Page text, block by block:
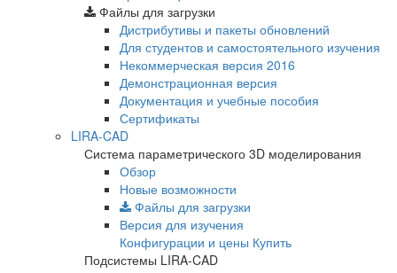
Файлы для загрузки
Дистрибутивы и пакеты обновлений
Для студентов и самостоятельного изучения
Некоммерческая версия 2016
Демонстрационная версия
Документация и учебные пособия
Сертификаты
LIRA-CAD
Система параметрического 3D моделирования
Обзор
Новые возможности
Файлы для загрузки
Версия для изучения
Конфигурации и цены Купить
Подсистемы LIRA-CAD